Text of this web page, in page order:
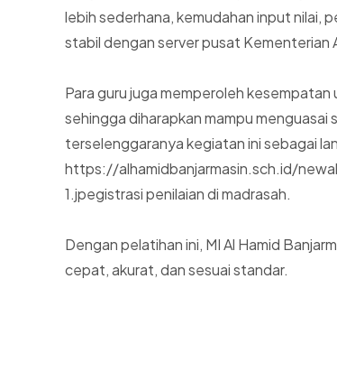
lebih sederhana, kemudahan input nilai,
stabil dengan server pusat Kementerian
Para guru juga memperoleh
sehingga diharapkan mampu
terselenggaranya kegiatan ini sebagai
https://alhamidbanjarmasin.sch.id/
1.jpegistrasi penilaian di madrasah.
Dengan pelatihan ini, MI Al Hamid
cepat, akurat, dan sesuai standar.